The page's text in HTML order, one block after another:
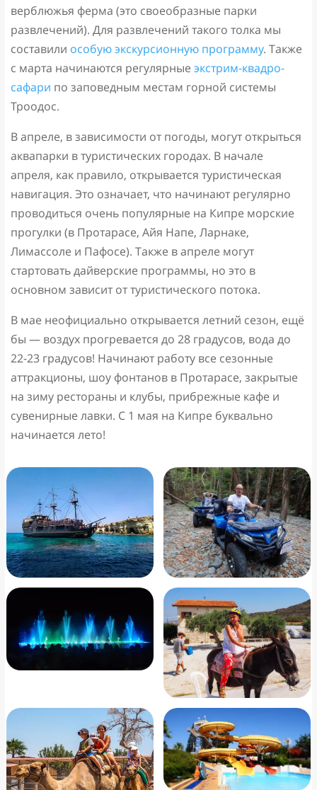
верблюжья ферма (это своеобразные парки
развлечений). Для развлечений такого толка мы
составили особую экскурсионную программу. Также
с марта начинаются регулярныеэкстрим-квадро-
сафари по заповедным местам горной системы
Троодос.
В апреле, в зависимости от погоды, могут открыться
аквапарки в туристических городах. В начале
апреля, как правило, открывается туристическая
навигация. Это означает, что начинают регулярно
проводиться очень популярные на Кипре морские
прогулки (в Протарасе, Айя Напе, Ларнаке,
Лимассоле и Пафосе). Также в апреле могут
стартовать дайверские программы, но это в
основном зависит от туристического потока.
В мае неофициально открывается летний сезон, ещё
бы — воздух прогревается до 28 градусов, вода до
22-23 градусов! Начинают работу все сезонные
аттракционы, шоу фонтанов в Протарасе, закрытые
на зиму рестораны и клубы, прибрежные кафе и
сувенирные лавки. С 1 мая на Кипре буквально
начинается лето!